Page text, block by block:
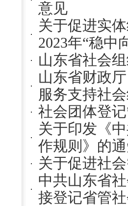
意见
关于促进实
2023年“稳中
山东省社会
山东省财政
服务支持社
社会团体登
关于印发《
作规则》的
关于促进社
中共山东省
接登记省管